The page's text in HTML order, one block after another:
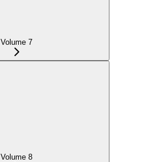
Volume 7
Volume 8